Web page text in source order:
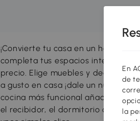
¡Convierte tu casa en un hogar
completa tus espacios interiores
precio. Elige muebles y
a gusto en casa ¡dale un nuevo
cocina más funcional añadiendo
el recibidor, el dormitorio o
En
de
la